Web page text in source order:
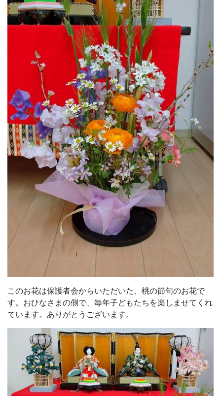
このお花は保護者会からいただいた、桃の節句のお花で
す。おひなさまの側で、毎年子どもたちを楽しませてくれ
ています。ありがとうございます。